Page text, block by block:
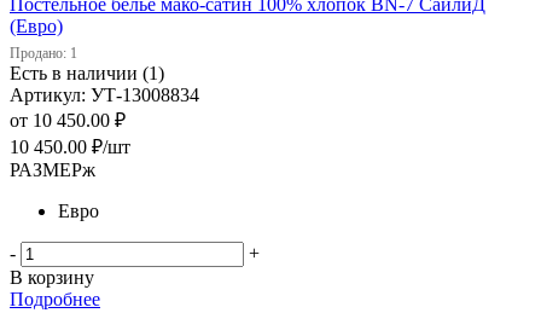
(Евро)
Продано: 1
Есть в наличии (1)
Артикул: УТ-13008834
от 10 450.00 ₽
10 450.00 ₽/шт
РАЗМЕРж
Евро
-
+
В корзину
Подробнее